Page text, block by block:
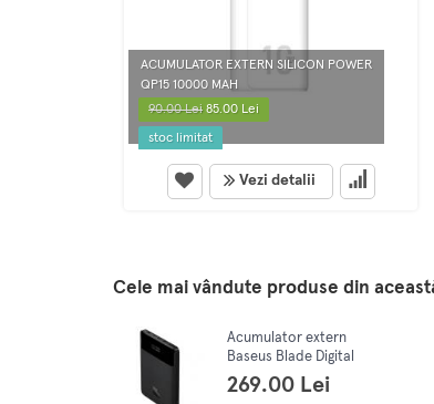
ACUMULATOR EXTERN SILICON POWER
QP15 10000 MAH
90.00 Lei85.00 Lei
stoc limitat
Vezi detalii
Cele mai vândute produse din
Acumulator extern
Baseus Blade Digital
Display, 20000mAh, PD
100W, 5A, ultra thin,
269.00 Lei